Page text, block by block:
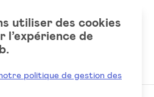
utiliser des cookies
l’expérience de
politique de gestion des